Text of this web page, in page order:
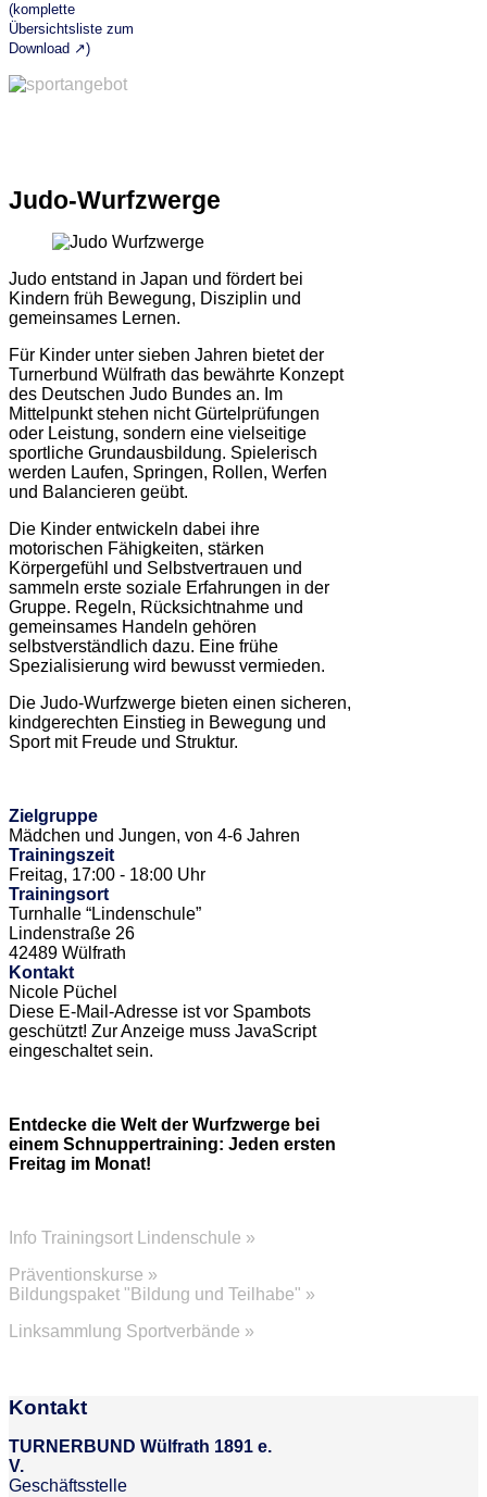
(komplette
Übersichtsliste zum
Download ↗)
Judo-Wurfzwerge
Judo entstand in Japan und fördert bei
Kindern früh Bewegung, Disziplin und
gemeinsames Lernen.
Für Kinder unter sieben Jahren bietet der
Turnerbund Wülfrath das bewährte Konzept
des Deutschen Judo Bundes an. Im
Mittelpunkt stehen nicht Gürtelprüfungen
oder Leistung, sondern eine vielseitige
sportliche Grundausbildung. Spielerisch
werden Laufen, Springen, Rollen, Werfen
und Balancieren geübt.
Die Kinder entwickeln dabei ihre
motorischen Fähigkeiten, stärken
Körpergefühl und Selbstvertrauen und
sammeln erste soziale Erfahrungen in der
Gruppe. Regeln, Rücksichtnahme und
gemeinsames Handeln gehören
selbstverständlich dazu. Eine frühe
Spezialisierung wird bewusst vermieden.
Die Judo-Wurfzwerge bieten einen sicheren,
kindgerechten Einstieg in Bewegung und
Sport mit Freude und Struktur.
Zielgruppe
Mädchen und Jungen, von 4-6 Jahren
Trainingszeit
Freitag, 17:00 - 18:00 Uhr
Trainingsort
Turnhalle “Lindenschule”
Lindenstraße 26
42489 Wülfrath
Kontakt
Nicole Püchel
Diese E-Mail-Adresse ist vor Spambots
geschützt! Zur Anzeige muss JavaScript
eingeschaltet sein.
Entdecke die Welt der Wurfzwerge bei
einem Schnuppertraining: Jeden ersten
Freitag im Monat!
Info Trainingsort Lindenschule »
Präventionskurse »
Bildungspaket "Bildung und Teilhabe" »
Linksammlung Sportverbände »
Kontakt
TURNERBUND Wülfrath 1891 e.
V.
Geschäftsstelle